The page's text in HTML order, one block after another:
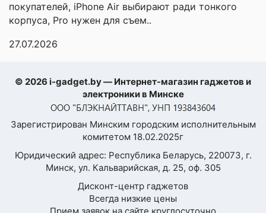
Платформа
Mediatek
Процессор
Количество ядер
8 (1+3+4)
Микроархитектура
ЦПУ
ARM Cortex-A725 3250
МГц + ARM Cortex-A725
Разрядность
процессора
64 бита
4 нм
Я согласен с
Политикой
данного сайта
покупателей, iPhone Air выбирают ради тонкого
корпуса, Pro нужен для съем..
27.07.2026
© 2026 i-gadget.by — Интернет-магазин гаджетов и
электроники в Минске
Зарегистрирован Минским городским исполнительным
комитетом 18.02.2025г
Юридический адрес: Республика Беларусь, 220073, г.
Минск, ул. Кальварийская, д. 25, оф. 305
Дисконт-центр гаджетов
Всегда низкие цены